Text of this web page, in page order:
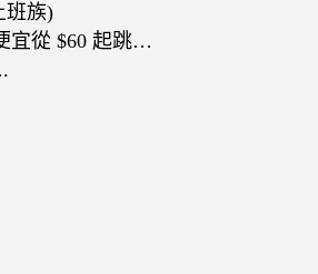
班族)
宜從 $60 起跳…